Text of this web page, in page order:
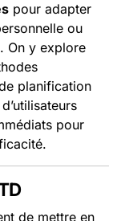
pour adapter
ou
On y explore
planification
pour
de mettre en